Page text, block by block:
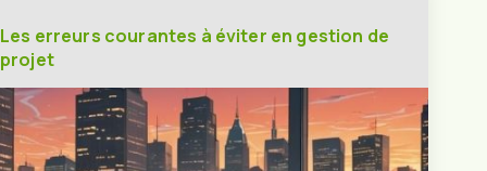
Les erreurs courantes à éviter en gestion de
projet